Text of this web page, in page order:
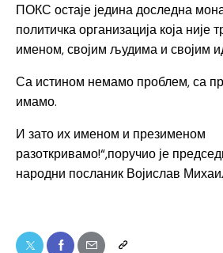
ПОКС остаје једина доследна
политичка организација која није
именом, својим људима и својим
Са истином немамо проблем, са
имамо.
И зато их именом и презименом
разоткривамо!“,поручио је
народни посланик Војислав